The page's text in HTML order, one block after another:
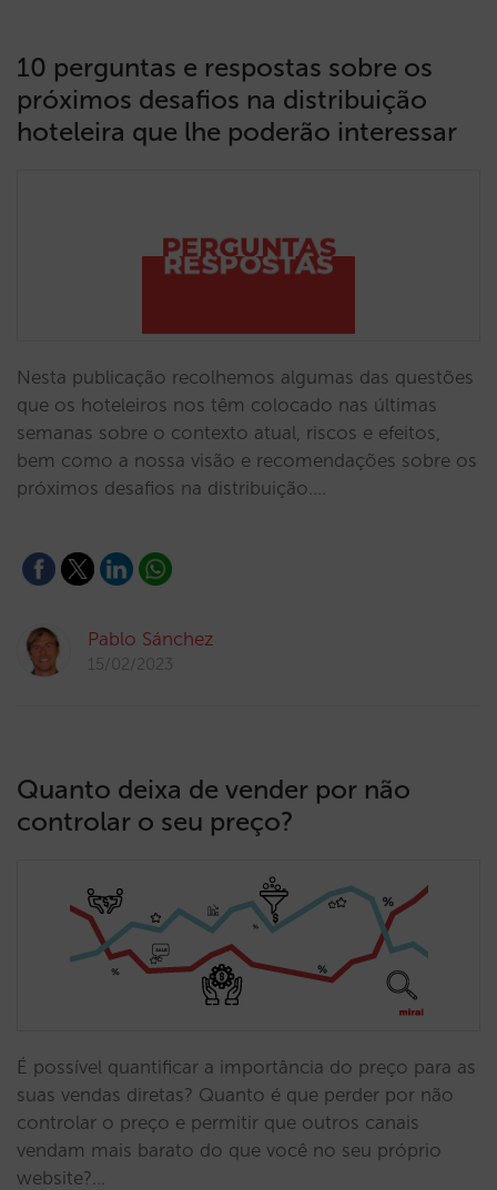
10 perguntas e respostas sobre os
próximos desafios na distribuição
hoteleira que lhe poderão interessar
Nesta publicação recolhemos algumas das questões
que os hoteleiros nos têm colocado nas últimas
semanas sobre o contexto atual, riscos e efeitos,
bem como a nossa visão e recomendações sobre os
próximos desafios na distribuição.…
Pablo Sánchez
15/02/2023
Quanto deixa de vender por não
controlar o seu preço?
É possível quantificar a importância do preço para as
suas vendas diretas? Quanto é que perder por não
controlar o preço e permitir que outros canais
vendam mais barato do que você no seu próprio
website?…